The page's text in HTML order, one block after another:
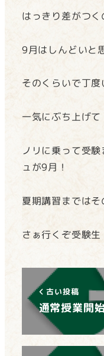
はっきり差がつ
9月はしんどいと
そのくらいで丁度
一気にぶち上げて
ノリに乗って受
ュが9月！
夏期講習までは
さぁ行くぞ受験生
古い投稿
通常授業開